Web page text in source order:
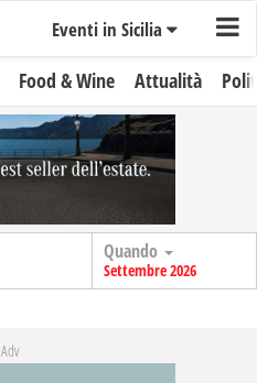
Eventi in Sicilia
Food & Wine Attualità
Quando
Settembre 2026
Adv